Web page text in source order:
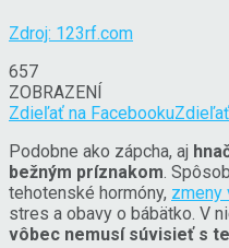
Zdroj: 123rf.com
657
ZOBRAZENÍ
Zdieľať na Facebooku
Podobne ako zápcha, aj
bežným príznakom .
tehotenské hormóny, zmeny
stres a obavy o bábätko. V
vôbec nemusí súvisieť s